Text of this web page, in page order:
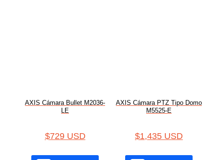
AXIS Cámara Bullet M2036-
LE
$729 USD
AXIS Cámara PTZ Tipo Domo
M5525-E
$1,435 USD